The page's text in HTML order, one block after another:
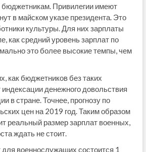
Привилегии имеют
в майском указе президента. Это
культуры. Для них зарплаты
как средний уровень зарплат по
это более высокие темпы, чем
как бюджетников без таких
индексации денежного довольствия
в стране. Точнее, прогнозу по
цен на 2019 год. Таким образом
реальный размер зарплат военных,
ждать не стоит.
военнослужащих состоится 1